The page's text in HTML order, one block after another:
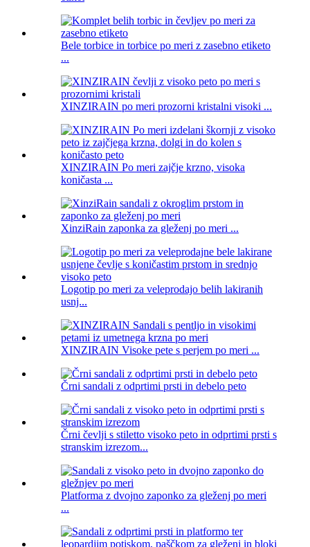
Bele torbice in torbice po meri z zasebno etiketo
...
XINZIRAIN po meri prozorni kristalni visoki ...
XINZIRAIN Po meri zajčje krzno, visoka
koničasta ...
XinziRain zaponka za gleženj po meri ...
Logotip po meri za veleprodajo belih lakiranih
usnj...
XINZIRAIN Visoke pete s perjem po meri ...
Črni sandali z odprtimi prsti in debelo peto
Črni čevlji s stiletto visoko peto in odprtimi prsti s
stranskim izrezom...
Platforma z dvojno zaponko za gleženj po meri
...